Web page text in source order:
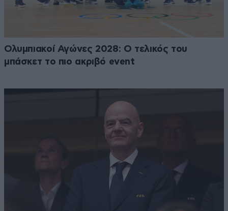
Ολυμπιακοί Αγώνες 2028: Ο τελικός του
μπάσκετ το πιο ακριβό event